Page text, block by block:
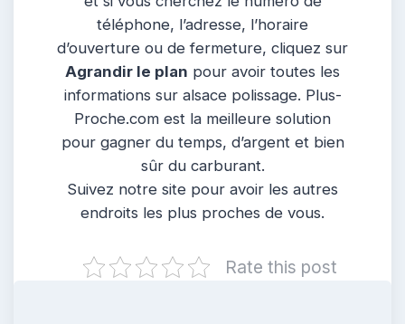
téléphone, l’adresse, l’horaire
d’ouverture ou de fermeture, cliquez sur
Agrandir le plan pour avoir toutes les
informations sur alsace polissage. Plus-
Proche.com est la meilleure solution
pour gagner du temps, d’argent et bien
sûr du carburant.
Suivez notre site pour avoir les autres
endroits les plus proches de vous.
Rate this post